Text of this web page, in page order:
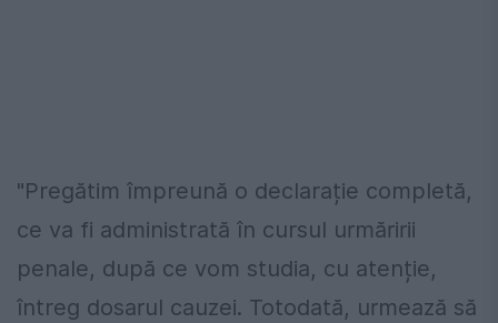
"Pregătim împreună o declarație completă,
ce va fi administrată în cursul urmăririi
penale, după ce vom studia, cu atenție,
întreg dosarul cauzei. Totodată, urmează să